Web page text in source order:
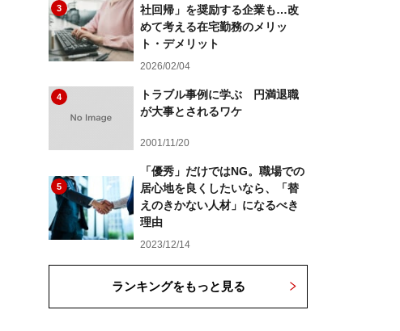
3
社回帰」を奨励する企業も…改
めて考える在宅勤務のメリッ
ト・デメリット
2026/02/04
4
トラブル事例に学ぶ 円満退職
が大事とされるワケ
2001/11/20
5
「優秀」だけではNG。職場での
居心地を良くしたいなら、「替
えのきかない人材」になるべき
理由
2023/12/14
ランキングをもっと見る